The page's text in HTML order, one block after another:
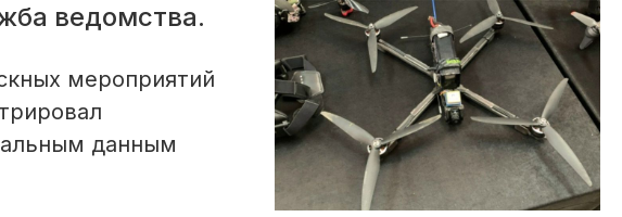
ведомства.
мероприятий
данным